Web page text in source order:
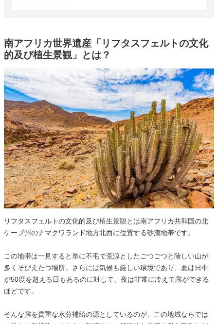
南アフリカ世界遺産「リフタスフェルトの文化
的及び植生景観」とは？
リフタスフェルトの文化的及び植生景観とは南アフリカ共和国の北
ケープ州のナマクワランド地方北西に位置する砂漠地帯です。
この地帯は一見すると単に不毛で荒涼としたごつごつと険しい山が
多くそびえたつ場所。さらには気候も厳しい環境であり、夏は日中
が50度を超える日もあるのに対して、夜は非常に冷えて露ができる
ほどです。
そんな露を貴重な水分補給の源としているのが、この地域ならでは